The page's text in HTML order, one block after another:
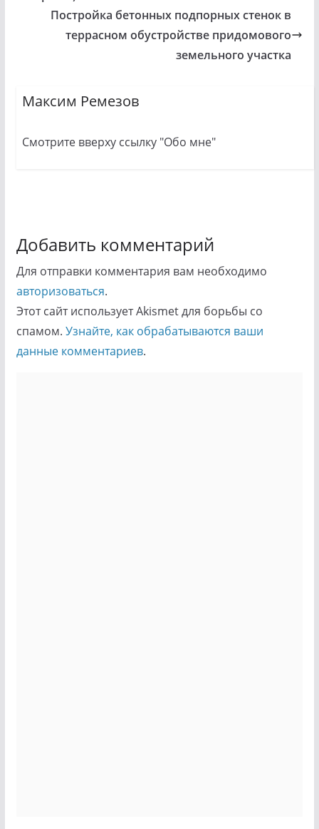
Постройка бетонных подпорных стенок в
террасном обустройстве придомового
земельного участка
Максим Ремезов
Смотрите вверху ссылку "Обо мне"
Добавить комментарий
Для отправки комментария вам необходимо
авторизоваться.
Этот сайт использует Akismet для борьбы со
спамом. Узнайте, как обрабатываются ваши
данные комментариев.